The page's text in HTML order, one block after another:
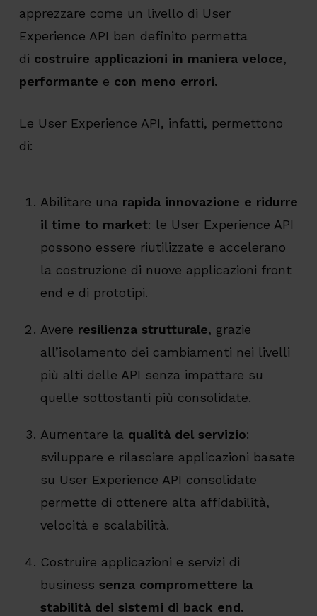
apprezzare come un livello di User
Experience API ben definito permetta
di costruire applicazioni in maniera veloce,
performante e con meno errori.
Le User Experience API, infatti, permettono
di:
Abilitare una rapida innovazione e ridurre
il time to market: le User Experience API
possono essere riutilizzate e accelerano
la costruzione di nuove applicazioni front
end e di prototipi.
Avere resilienza strutturale, grazie
all’isolamento dei cambiamenti nei livelli
più alti delle API senza impattare su
quelle sottostanti più consolidate.
Aumentare la qualità del servizio:
sviluppare e rilasciare applicazioni basate
su User Experience API consolidate
permette di ottenere alta affidabilità,
velocità e scalabilità.
Costruire applicazioni e servizi di
business senza compromettere la
stabilità dei sistemi di back end.